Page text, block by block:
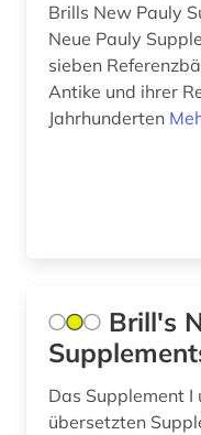
Brills New Pauly
Neue Pauly
sieben
Antike und ihrer
Jahrhunderten
Brill's
Das Supplement
übersetzten